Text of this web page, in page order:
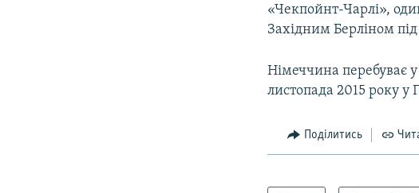
«Чекпойнт-Чарлі»,
Західним Берліном
Німеччина перебуває у
листопада 2015 року у
Поділитись